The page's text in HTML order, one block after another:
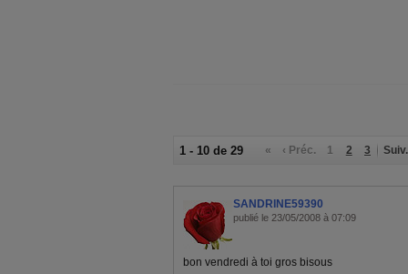
1 - 10 de 29 « ‹ Préc. 1 2 3 Suiv.
SANDRINE59390
publié le 23/05/2008 à 07:09
bon vendredi à toi gros bisous